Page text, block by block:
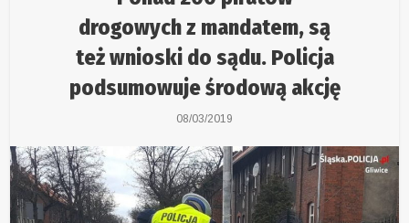
drogowych z mandatem, są
też wnioski do sądu. Policja
podsumowuje środową akcję
08/03/2019